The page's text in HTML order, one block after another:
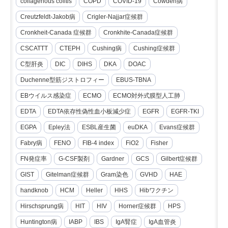
Creutzfeldt-Jakob病 Crigler-Najjar症候群
Cronkheit-Canada 症候群 Cronkhite-Canada症候群
CSCATTT CTEPH Cushing病 Cushing症候群
C型肝炎 DIC DIHS DKA DOAC
Duchenne型筋ジストロフィー EBUS-TBNA
EBウイルス感染症 ECMO ECMO対外式膜型人工肺
EDTA EDTA依存性偽性血小板減少症 EGFR EGFR-TKI
EGPA Epley法 ESBL産生菌 euDKA Evans症候群
Fabry病 FENO FIB-4 index FiO2 Fisher
FN発症率 G-CSF製剤 Gardner GCS Gilbert症候群
GIST Gitelman症候群 Gram染色 GVHD HAE
handknob HCM Heller HHS Hibワクチン
Hirschsprung病 HIT HIV Horner症候群 HPS
Huntington病 IABP IBS IgA腎症 IgA血管炎